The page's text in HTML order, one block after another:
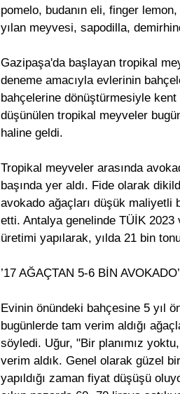
pomelo, budanın eli, finger
yılan meyvesi, sapodilla,
Gazipaşa'da başlayan tropikal
deneme amacıyla evlerinin
bahçelerine dönüştürmesiyle
düşünülen tropikal meyveler
haline geldi.
Tropikal meyveler arasında
başında yer aldı. Fide olarak
avokado ağaçları düşük maliyetli
etti. Antalya genelinde TÜİK
üretimi yapılarak, yılda 21 bin
’17 AĞAÇTAN 5-6 BİN AVOKADO’
Evinin önündeki bahçesine 5 yıl
bugünlerde tam verim aldığı
söyledi. Uğur, "Bir planımız
verim aldık. Genel olarak güzel
yapıldığı zaman fiyat düşüşü